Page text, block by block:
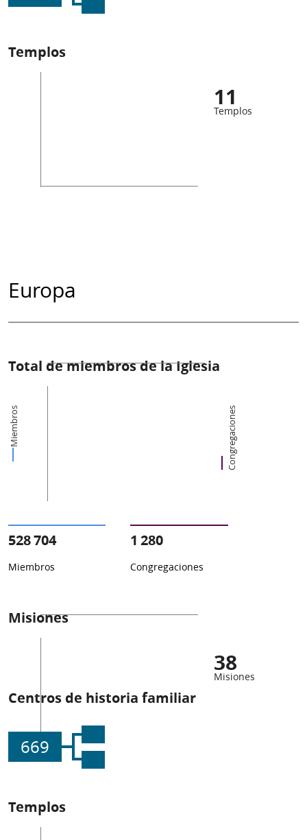
Templos
11
Templos
Europa
Total de miembros de la Iglesia
Miembros Congregaciones
528 704
Miembros
1 280
Congregaciones
Misiones
38
Misiones
Centros de historia familiar
669
Templos